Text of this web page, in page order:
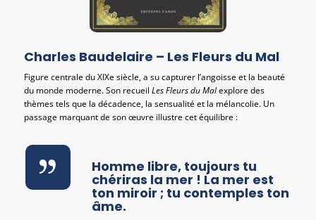
Charles Baudelaire – Les Fleurs du Mal
Figure centrale du XIXe siècle, a su capturer l’angoisse et la beauté
du monde moderne. Son recueil Les Fleurs du Malexplore des
thèmes tels que la décadence, la sensualité et la mélancolie. Un
passage marquant de son œuvre illustre cet équilibre :
Homme libre, toujours tu
chériras la mer ! La mer est
ton miroir ; tu contemples ton
âme.